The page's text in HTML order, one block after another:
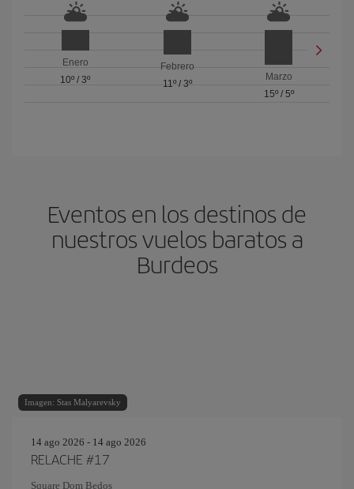
Enero
10º /3º
Febrero
11º/ 3º
Marzo
15º/ 5º
Eventos en los destinos de
nuestros vuelos baratos a
Burdeos
Imagen: Stas Malyarevsky
14 ago 2026 - 14 ago 2026
RELACHE #17
Square Dom Bedos